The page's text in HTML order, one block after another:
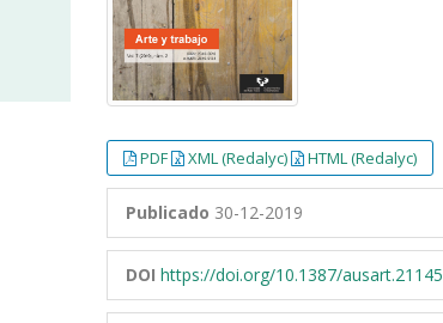
PDF XML (Redalyc) HTML (Redalyc)
Publicado 30-12-2019
DOI https://doi.org/10.1387/ausart.21145